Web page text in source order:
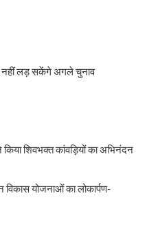
नहीं लड़ सकेंगे अगले चुनाव
किया शिवभक्त कांवड़ियों का अभिनंदन
विकास योजनाओं का लोकार्पण-